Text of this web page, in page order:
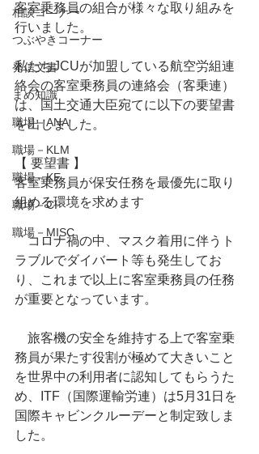
相談コ―ナー
つぶやきコーナー
発信文書
まめ知識
職場－ANA
職場－KLM
職場－KE
職場－CI
職場－MISC
客室乗務員の組合が様々な取り組みを
行いました。
私たちJCUが加盟している航空労組連
絡会の客室乗務員の連絡会（客乗連）
は、国土交通大臣宛てに以下の要望書
を出しました。
【 要望書 】
客室乗務員が保安任務を最優先に取り
組める環境を求めます
コロナ禍の中、マスク着用に伴うト
ラブルでダイバート等も発生してお
り、これまで以上に客室乗務員の任務
が重要となっています。
旅客機の安全を維持する上で客室乗
務員が果たす役割が極めて大きいこと
を世界中の利用者に認知してもらうた
め、ITF（国際運輸労連）は5月31日を
国際キャビンクルーデーと制定致しま
した。